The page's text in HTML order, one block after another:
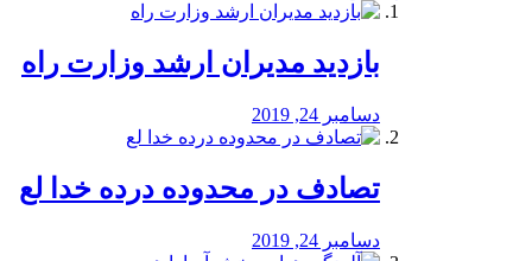
بازدید مدیران ارشد وزارت راه
دسامبر 24, 2019
تصادف در محدوده درده خدا لع
دسامبر 24, 2019